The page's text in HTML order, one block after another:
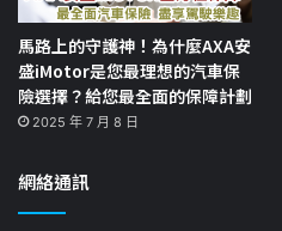
馬路上的守護神！為什麼AXA安
盛iMotor是您最理想的汽車保
險選擇？給您最全面的保障計劃
2025 年 7 月 8 日
網絡通訊